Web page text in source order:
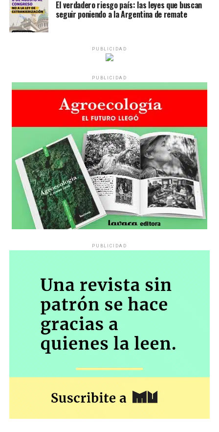
El verdadero riesgo país: las leyes que buscan
seguir poniendo a la Argentina de remate
PUBLICIDAD
PUBLICIDAD
PUBLICIDAD